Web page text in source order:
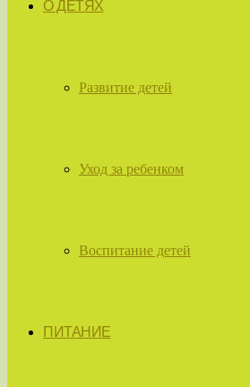
О ДЕТЯХ
Развитие детей
Уход за ребенком
Воспитание детей
ПИТАНИЕ